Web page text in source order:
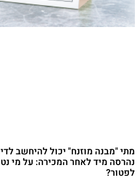
מתי "מבנה מוזנח" יכול להיחשב
נהרסה מיד לאחר המכירה: על מי
לפטור?